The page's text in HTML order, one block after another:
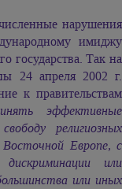
нарушения
имиджу
государства. Так на
24 апреля 2002 г.
к правительствам
эффективные
религиозных
Европе, с
или
или иных